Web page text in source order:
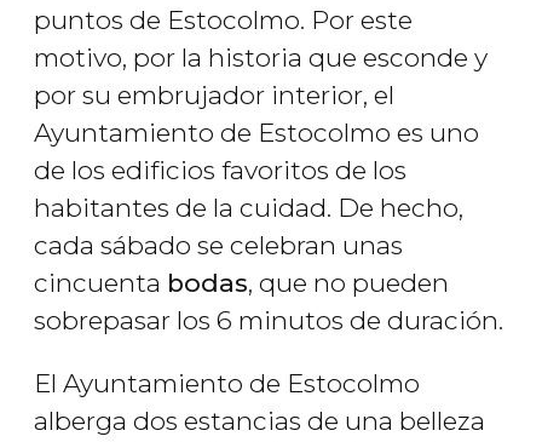
puntos de Estocolmo. Por este
motivo, por la historia que esconde y
por su embrujador interior, el
Ayuntamiento de Estocolmo es uno
de los edificios favoritos de los
habitantes de la cuidad. De hecho,
cada sábado se celebran unas
cincuenta bodas, que no pueden
sobrepasar los 6 minutos de duración.
El Ayuntamiento de Estocolmo
alberga dos estancias de una belleza